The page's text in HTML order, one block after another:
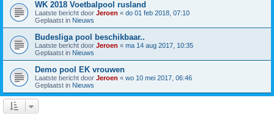
WK 2018 Voetbalpool rusland
Laatste bericht door Jeroen « do 01 feb 2018, 07:10
Geplaatst in Nieuws
Budesliga pool beschikbaar..
Laatste bericht door Jeroen « ma 14 aug 2017, 10:35
Geplaatst in Nieuws
Demo pool EK vrouwen
Laatste bericht door Jeroen « wo 10 mei 2017, 06:46
Geplaatst in Nieuws